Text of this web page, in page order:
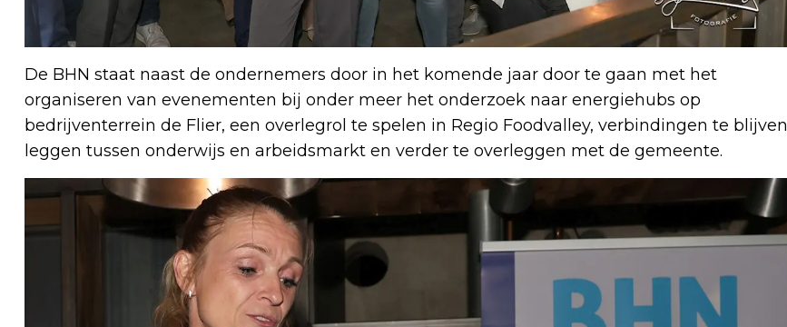
De BHN staat naast de ondernemers door in het komende jaar door te gaan met het
organiseren van evenementen bij onder meer het onderzoek naar energiehubs op
bedrijventerrein de Flier, een overlegrol te spelen in Regio Foodvalley, verbindingen te blijven
leggen tussen onderwijs en arbeidsmarkt en verder te overleggen met de gemeente.